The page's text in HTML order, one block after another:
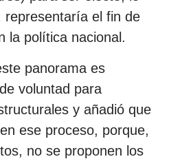
representaría el fin de
la política nacional.
panorama es
voluntad para
y añadió que
ese proceso, porque,
no se proponen los